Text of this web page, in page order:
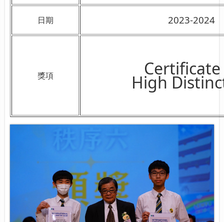
日期 2023-2024
獎項 High